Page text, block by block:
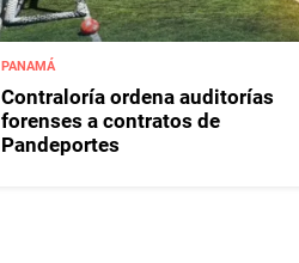
PANAMÁ
Contraloría ordena auditorías
forenses a contratos de
Pandeportes